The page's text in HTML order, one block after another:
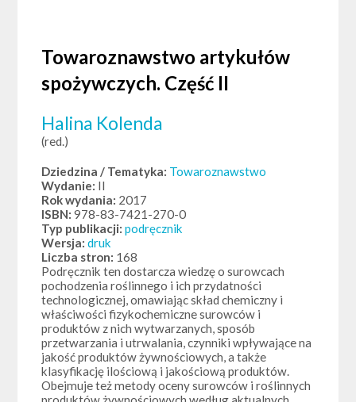
Towaroznawstwo artykułów
spożywczych. Część II
Halina Kolenda
(red.)
Dziedzina / Tematyka: Towaroznawstwo
Wydanie: II
Rok wydania: 2017
ISBN:978-83-7421-270-0
Typ publikacji:podręcznik
Wersja:druk
Liczba stron: 168
Podręcznik ten dostarcza wiedzę o surowcach
pochodzenia roślinnego i ich przydatności
technologicznej, omawiając skład chemiczny i
właściwości fizykochemiczne surowców i
produktów z nich wytwarzanych, sposób
przetwarzania i utrwalania, czynniki wpływające na
jakość produktów żywnościowych, a także
klasyfikację ilościową i jakościową produktów.
Obejmuje też metody oceny surowców i roślinnych